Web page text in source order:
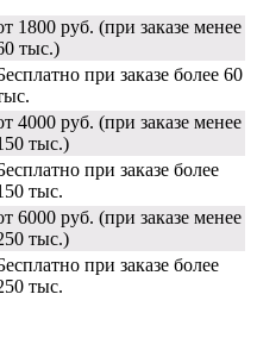
1800 руб. (при заказе менее
тыс.)
при заказе более 60
4000 руб. (при заказе менее
тыс.)
при заказе более
тыс.
6000 руб. (при заказе менее
тыс.)
при заказе более
тыс.